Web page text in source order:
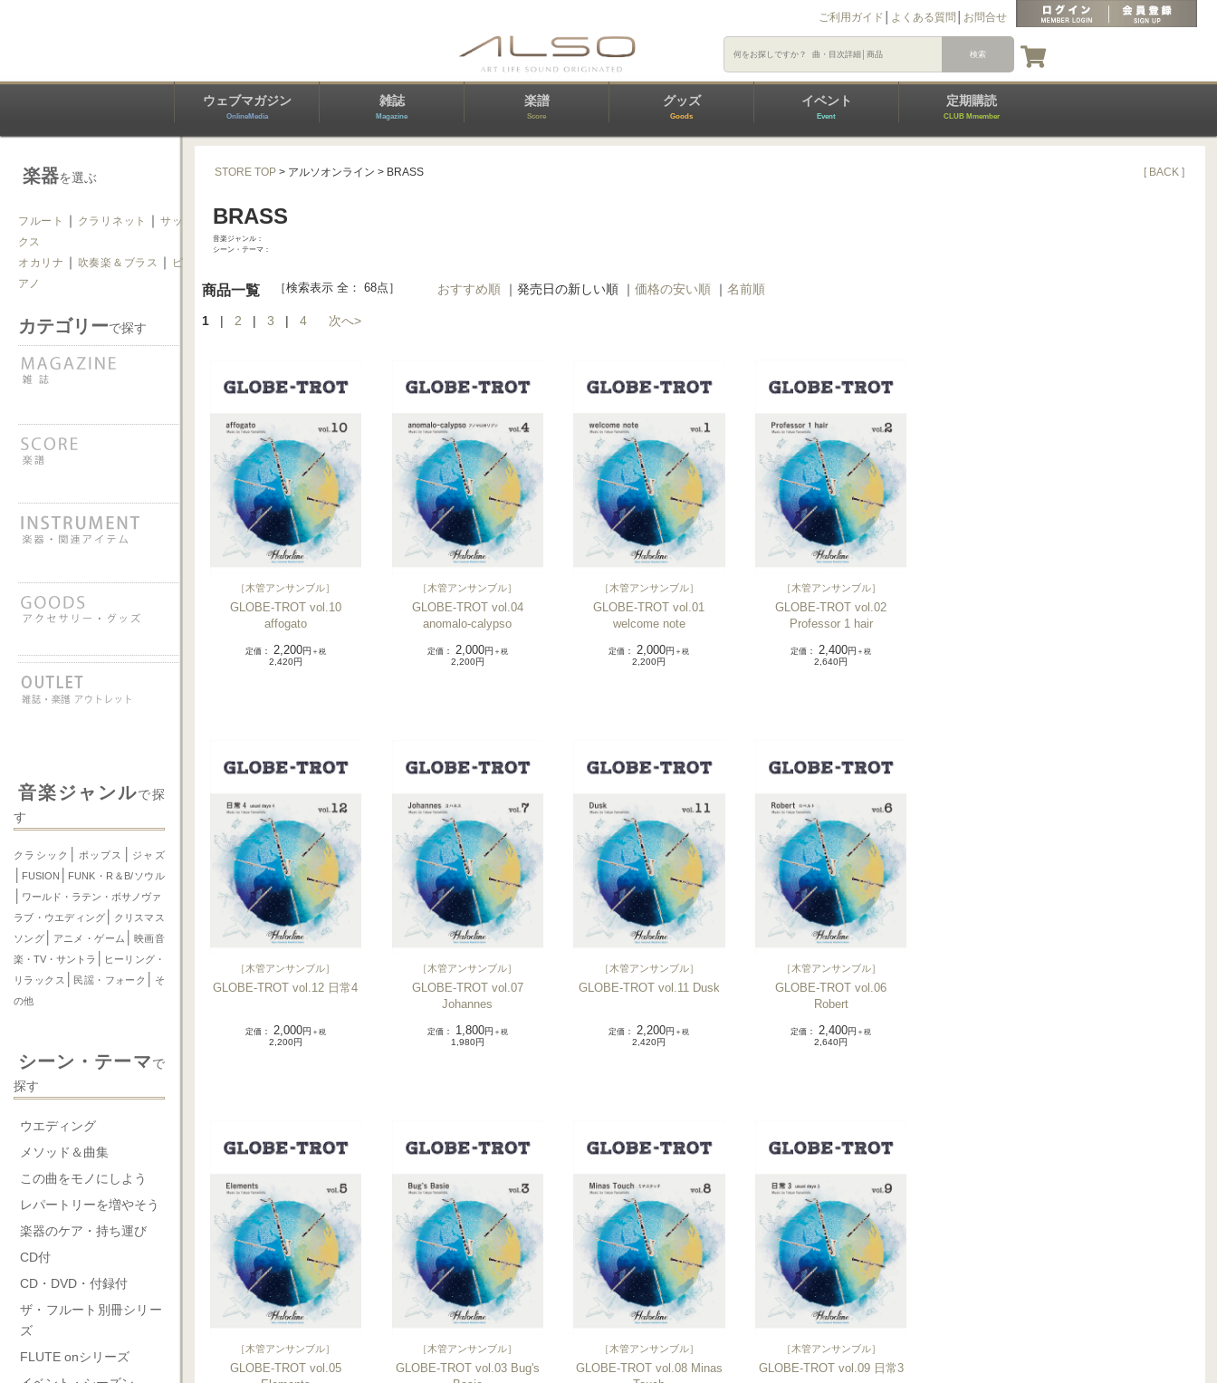
ご利用ガイド よくある質問 お問合せ
ウェブマガジン
OnlineMedia
雑誌
Magazine
楽譜
Score
グッズ
Goods
イベント
Event
定期購読
CLUB Mmember
楽器を選ぶ
フルート ｜ クラリネット ｜ サッ
クス
オカリナ ｜ 吹奏楽＆ブラス ｜
ピ
アノ
カテゴリーで探す
音楽ジャンルで探
す
クラシック ポップス ジャズ
FUSION FUNK・R＆B/ソウル
ワールド・ラテン・ボサノヴァ
ラブ・ウエディング
クリスマス
ソング
アニメ・ゲーム
映画音
楽・TV・サントラ
ヒーリング・
リラックス
民謡・フォーク
そ
の他
シーン・テーマで
探す
ウエディング
メソッド＆曲集
この曲をモノにしよう
レパートリーを増やそう
楽器のケア・持ち運び
CD付
CD・DVD・付録付
ザ・フルート別冊シリー
ズ
FLUTE onシリーズ
STORE TOP > アルソオンライン > BRASS [ BACK ]
BRASS
音楽ジャンル：
シーン・テーマ：
商品一覧 ［検索表示 全： 68点］ おすすめ順 ｜発売日の新しい順 ｜価格の安い順 ｜名前順
1 | 2 |3 |4 次へ>
［木管アンサンブル］
GLOBE-TROT vol.10
affogato
定価： 2,200円 ＋税
2,420円
［木管アンサンブル］
GLOBE-TROT vol.04
anomalo-calypso
定価： 2,000円 ＋税
2,200円
［木管アンサンブル］
GLOBE-TROT vol.01
welcome note
定価 ： 2,000円 ＋税
2,200円
［木管アンサンブル］
GLOBE-TROT vol.02
Professor 1 hair
定価 ： 2,400円 ＋税
2,640円
［木管アンサンブル］
GLOBE-TROT vol.12 日常4
定価： 2,000円 ＋税
2,200円
［木管アンサンブル］
GLOBE-TROT vol.07
Johannes
定価： 1,800円 ＋税
1,980円
［木管アンサンブル］
GLOBE-TROT vol.11 Dusk
定価 ： 2,200円 ＋税
2,420円
［木管アンサンブル］
GLOBE-TROT vol.06
Robert
定価 ： 2,400円 ＋税
2,640円
［木管アンサンブル］
GLOBE-TROT vol.05
［木管アンサンブル］
GLOBE-TROT vol.03 Bug's
［木管アンサンブル］
GLOBE-TROT vol.08 Minas
［木管アンサンブル］
GLOBE-TROT vol.09 日常3